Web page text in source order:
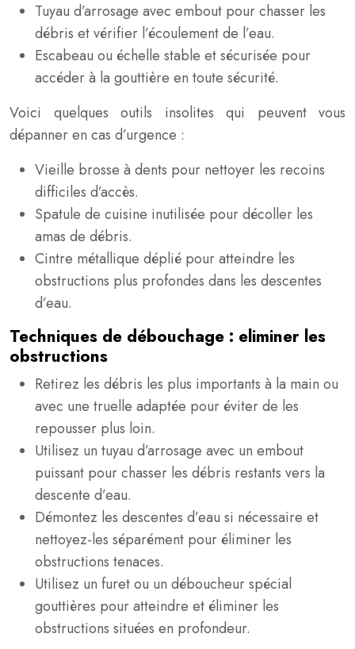
Tuyau d’arrosage avec embout pour chasser les
débris et vérifier l’écoulement de l’eau.
Escabeau ou échelle stable et sécurisée pour
accéder à la gouttière en toute sécurité.
Voici quelques outils insolites qui peuvent vous
dépanner en cas d’urgence :
Vieille brosse à dents pour nettoyer les recoins
difficiles d’accès.
Spatule de cuisine inutilisée pour décoller les
amas de débris.
Cintre métallique déplié pour atteindre les
obstructions plus profondes dans les descentes
d’eau.
Techniques de débouchage : eliminer les
obstructions
Retirez les débris les plus importants à la main ou
avec une truelle adaptée pour éviter de les
repousser plus loin.
Utilisez un tuyau d’arrosage avec un embout
puissant pour chasser les débris restants vers la
descente d’eau.
Démontez les descentes d’eau si nécessaire et
nettoyez-les séparément pour éliminer les
obstructions tenaces.
Utilisez un furet ou un déboucheur spécial
gouttières pour atteindre et éliminer les
obstructions situées en profondeur.